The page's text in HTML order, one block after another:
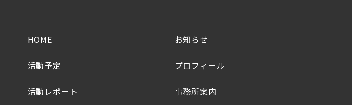
HOME お知らせ
活動予定 プロフィール
活動レポート 事務所案内